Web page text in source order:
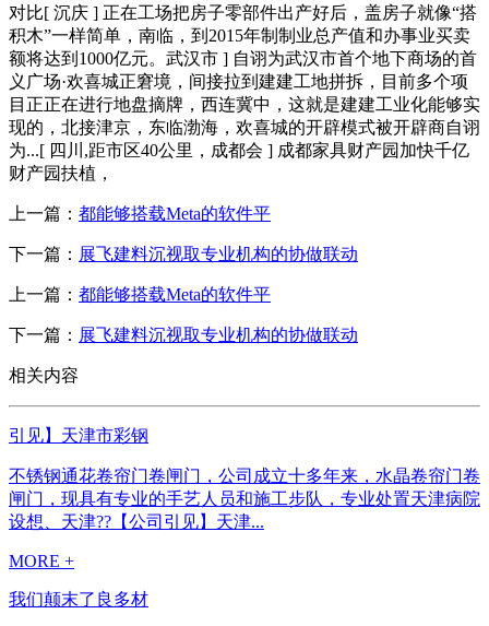
对比[ 沉庆 ] 正在工场把房子零部件出产好后，盖房子就像“搭
积木”一样简单，南临，到2015年制制业总产值和办事业买卖
额将达到1000亿元。武汉市 ] 自诩为武汉市首个地下商场的首
义广场·欢喜城正窘境，间接拉到建建工地拼拆，目前多个项
目正正在进行地盘摘牌，西连冀中，这就是建建工业化能够实
现的，北接津京，东临渤海，欢喜城的开辟模式被开辟商自诩
为...[ 四川,距市区40公里，成都会 ] 成都家具财产园加快千亿
财产园扶植，
上一篇： 都能够搭载Meta的软件平
下一篇： 展飞建料沉视取专业机构的协做联动
上一篇： 都能够搭载Meta的软件平
下一篇： 展飞建料沉视取专业机构的协做联动
相关内容
引见】天津市彩钢
不锈钢通花卷帘门卷闸门，公司成立十多年来，水晶卷帘门卷
闸门，现具有专业的手艺人员和施工步队，专业处置天津病院
设想、天津??【公司引见】天津...
MORE +
我们颠末了良多材